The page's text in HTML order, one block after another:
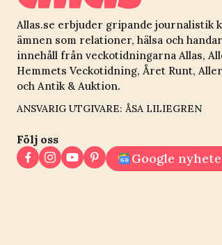
Allas.se erbjuder gripande journalistik
ämnen som relationer, hälsa och
innehåll från veckotidningarna Allas,
Hemmets Veckotidning, Året Runt,
och Antik & Auktion.
ANSVARIG UTGIVARE: ÅSA LILIEGREN
Följ oss
Google